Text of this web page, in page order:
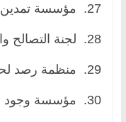
27. مؤسسة تمدين شباب
28. لجنة التصالح والسلام النسوية
29. منظمة رصد لحقوق الإنسان
30. مؤسسة وجود للأمن الإنساني